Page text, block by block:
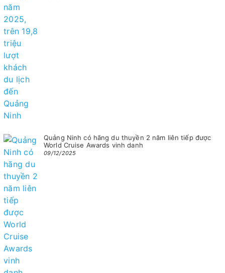
Quảng Ninh có hãng du thuyền 2 năm liên tiếp được
World Cruise Awards vinh danh
09/12/2025